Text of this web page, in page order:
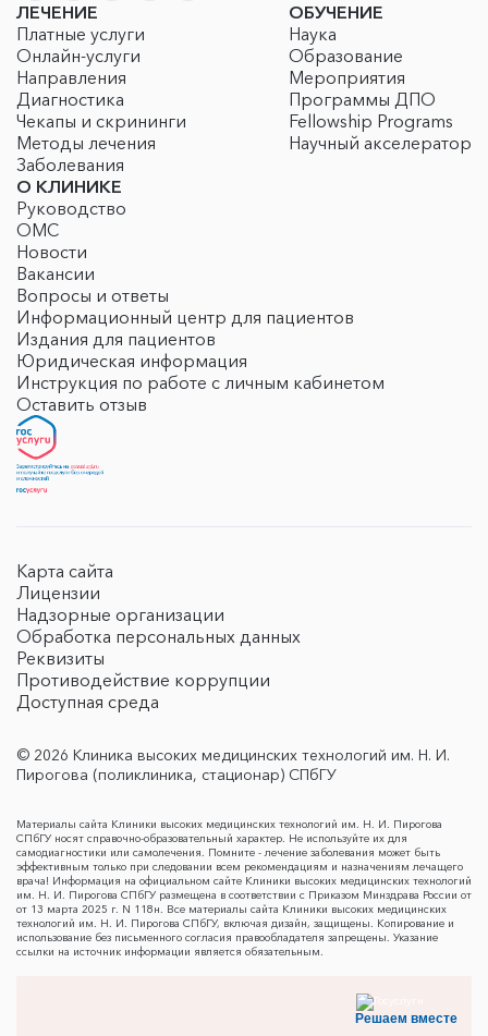
ЛЕЧЕНИЕ
Платные услуги
Онлайн-услуги
Направления
Диагностика
Чекапы и скрининги
Методы лечения
Заболевания
ОБУЧЕНИЕ
Наука
Образование
Мероприятия
Программы ДПО
Fellowship Programs
Научный акселератор
О КЛИНИКЕ
Руководство
ОМС
Новости
Вакансии
Вопросы и ответы
Информационный центр для пациентов
Издания для пациентов
Юридическая информация
Инструкция по работе с личным кабинетом
Оставить отзыв
Карта сайта
Лицензии
Надзорные организации
Обработка персональных данных
Реквизиты
Противодействие коррупции
Доступная среда
© 2026 Клиника высоких медицинских технологий им. Н. И.
Пирогова (поликлиника, стационар) СПбГУ
Материалы сайта Клиники высоких медицинских технологий им. Н. И. Пирогова
СПбГУ носят справочно-образовательный характер. Не используйте их для
самодиагностики или самолечения. Помните - лечение заболевания может быть
эффективным только при следовании всем рекомендациям и назначениям лечащего
врача! Информация на официальном сайте Клиники высоких медицинских технологий
им. Н. И. Пирогова СПбГУ размещена в соответствии с Приказом Минздрава России от
от 13 марта 2025 г. N 118н. Все материалы сайта Клиники высоких медицинских
технологий им. Н. И. Пирогова СПбГУ, включая дизайн, защищены. Копирование и
использование без письменного согласия правообладателя запрещены. Указание
ссылки на источник информации является обязательным.
Решаем вместе